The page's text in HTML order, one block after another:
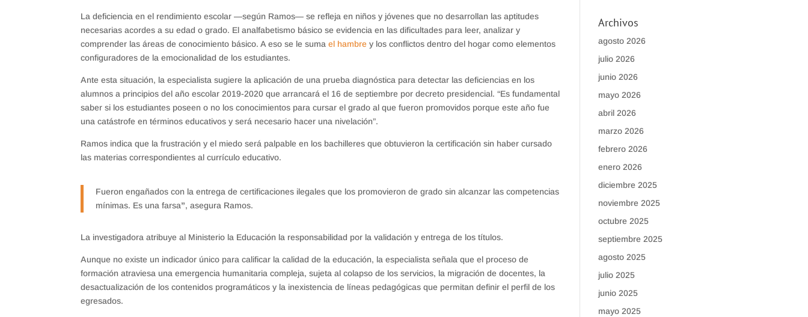
La deficiencia en el rendimiento escolar —según Ramos— se refleja en niños y jóvenes que no desarrollan las aptitudes
necesarias acordes a su edad o grado. El analfabetismo básico se evidencia en las dificultades para leer, analizar y
comprender las áreas de conocimiento básico. A eso se le sumael hambre y los conflictos dentro del hogar como elementos
configuradores de la emocionalidad de los estudiantes.
Ante esta situación, la especialista sugiere la aplicación de una prueba diagnóstica para detectar las deficiencias en los
alumnos a principios del año escolar 2019-2020 que arrancará el 16 de septiembre por decreto presidencial. “Es fundamental
saber si los estudiantes poseen o no los conocimientos para cursar el grado al que fueron promovidos porque este año fue
una catástrofe en términos educativos y será necesario hacer una nivelación”.
Ramos indica que la frustración y el miedo será palpable en los bachilleres que obtuvieron la certificación sin haber cursado
las materias correspondientes al currículo educativo.
Fueron engañados con la entrega de certificaciones ilegales que los promovieron de grado sin alcanzar las competencias
mínimas. Es una farsa”, asegura Ramos.
La investigadora atribuye al Ministerio la Educación la responsabilidad por la validación y entrega de los títulos.
Aunque no existe un indicador único para calificar la calidad de la educación, la especialista señala que el proceso de
formación atraviesa una emergencia humanitaria compleja, sujeta al colapso de los servicios, la migración de docentes, la
desactualización de los contenidos programáticos y la inexistencia de líneas pedagógicas que permitan definir el perfil de los
egresados.
Archivos
agosto 2026
julio 2026
junio 2026
mayo 2026
abril 2026
marzo 2026
febrero 2026
enero 2026
diciembre 2025
noviembre 2025
octubre 2025
septiembre 2025
agosto 2025
julio 2025
junio 2025
mayo 2025